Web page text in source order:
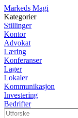
Markeds Magi
Kategorier
Stillinger
Kontor
Advokat
Læring
Konferanser
Lager
Lokaler
Kommunikasjon
Investering
Bedrifter